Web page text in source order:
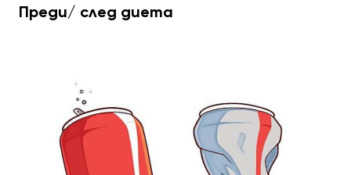
Преди/ след диета